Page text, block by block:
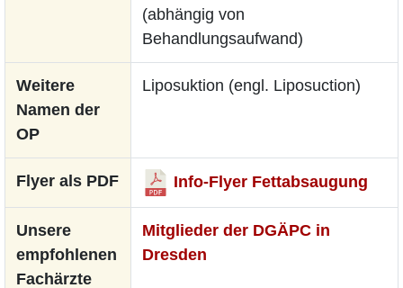
(abhängig von
Behandlungsaufwand)
Weitere
Namen der
OP
Liposuktion (engl. Liposuction)
Flyer als PDF Info-Flyer Fettabsaugung
Unsere
empfohlenen
Fachärzte
Mitglieder der DGÄPC in
Dresden